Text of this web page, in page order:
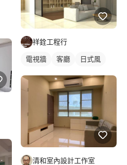
祥銓工程行
電視牆 客廳 日式風
清和室內設計工作室